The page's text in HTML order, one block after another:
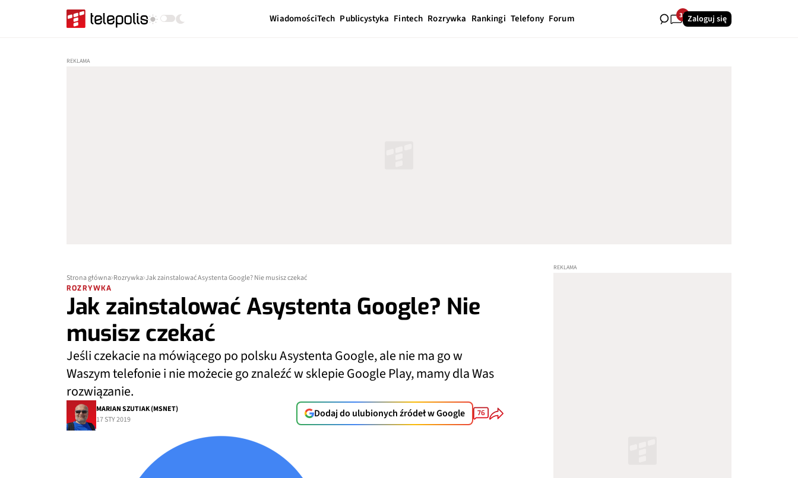
WiadomościTech Publicystyka Fintech Rozrywka Rankingi Telefony Forum 35Zaloguj się
Strona główna Rozrywka Jak zainstalować Asystenta Google? Nie musisz czekać
ROZRYWKA
Jak zainstalować Asystenta Google? Nie
musisz czekać
Jeśli czekacie na mówiącego po polsku Asystenta Google, ale nie ma go w
Waszym telefonie i nie możecie go znaleźć w sklepie Google Play, mamy dla Was
rozwiązanie.
MARIAN SZUTIAK (MSNET)
17 STY 2019
Dodaj do ulubionych źródeł w Google 76